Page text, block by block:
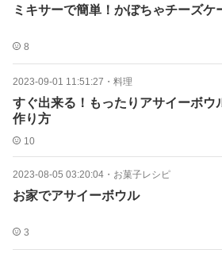
ミキサーで簡単！かぼちゃチーズケ
8
2023-09-01 11:51:27 ・ 料理
すぐ出来る！もったりアサイーボウ
作り方
10
2023-08-05 03:20:04 ・ お菓子レシピ
お家でアサイーボウル
3